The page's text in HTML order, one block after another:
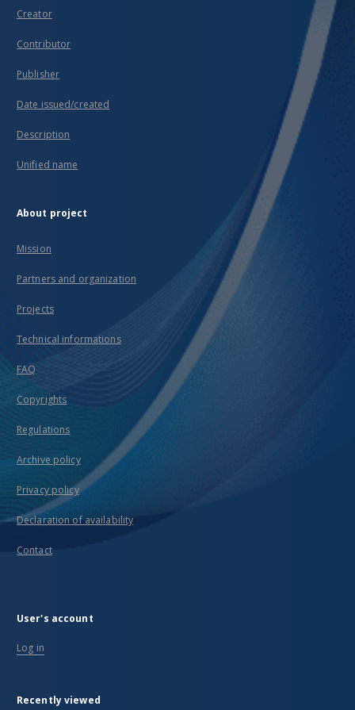
Creator
Contributor
Publisher
Date issued/created
Description
Unified name
About project
Mission
Partners and organization
Projects
Technical informations
FAQ
Copyrights
Regulations
Archive policy
Privacy policy
Declaration of availability
Contact
User's account
Log in
Recently viewed